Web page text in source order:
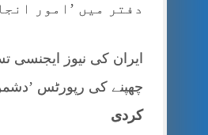
دفتر میں ’امور
ایران کی نیوز
چھپنے کی رپورٹس
کردی